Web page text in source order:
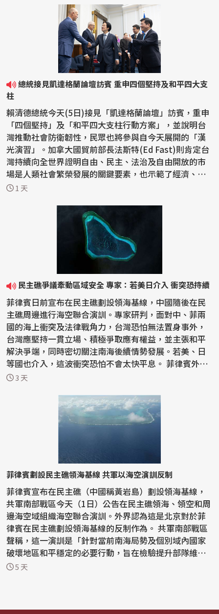
總統接見凱達格蘭論壇訪賓 重申四個堅持及和平四大支
柱
賴清德總統今天(5日)接見「凱達格蘭論壇」訪賓，重申
「四個堅持」及「和平四大支柱行動方案」，並說明台
灣推動社會防衛韌性，民眾也將參與自今天展開的「漢
光演習」。加拿大國貿前部長法斯特(Ed Fast)則肯定台
灣持續向全世界證明自由、民主、法治及自由開放的市
場是人類社會繁榮發展的關鍵要素，也示範了經濟、科
技及人...
1 天
民主礁爭議牽動區域安全 專家：若美日介入 衝突恐持續
菲律賓日前宣布在民主礁劃設領海基線，中國隨後在民
主礁周邊進行海空聯合演訓。專家研判，面對中、菲兩
國的海上衝突及法律戰角力，台灣恐怕無法置身事外，
台灣應堅持一貫立場、積極爭取應有權益，並主張和平
解決爭端，同時密切關注南海後續情勢發展。若美、日
等國也介入，這波衝突恐怕不會太快平息。 菲律賓外交
部7月...
3 天
菲律賓劃設民主礁領海基線 共軍以海空演訓反制
菲律賓宣布在民主礁（中國稱黃岩島）劃設領海基線，
共軍南部戰區今天（1日）公告在民主礁領海、領空和周
邊海空域組織海空聯合演訓。外界認為這是北京對於菲
律賓在民主礁劃設領海基線的反制作為。 共軍南部戰區
聲稱，這一演訓是「針對當前南海局勢及個別域內國家
破壞地區和平穩定的必要行動，旨在檢驗提升部隊維護
國家...
5 天